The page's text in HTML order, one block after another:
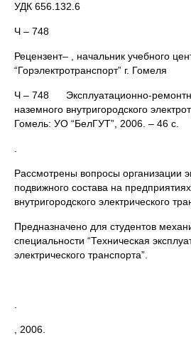
УДК 656.132.6
Ч – 748
Рецензент–
, начальник учебного
“Горэлектротранспорт” г. Гомеля
Ч – 748 Эксплуатационно-
наземного внутригородского
Гомель: УО “БелГУТ”, 2006. – 46 с.
Рассмотрены вопросы организации
подвижного состава на
внутригородского электрического
Предназначено для студентов
специальности “Техническая
электрического транспорта”.
. УО
, 2006.